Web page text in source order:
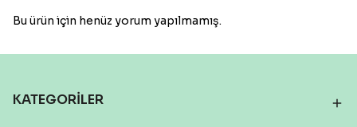
Bu ürün için henüz yorum yapılmamış.
KATEGORİLER